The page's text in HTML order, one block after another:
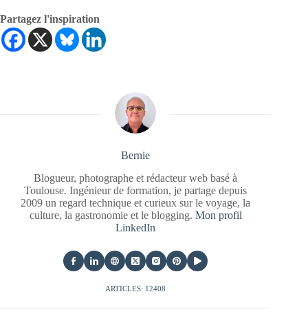
Partagez l'inspiration
Bernie
Blogueur, photographe et rédacteur web basé à
Toulouse. Ingénieur de formation, je partage depuis
2009 un regard technique et curieux sur le voyage, la
culture, la gastronomie et le blogging. Mon profil
LinkedIn
ARTICLES: 12408